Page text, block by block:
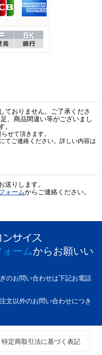
ておりません。ご了承くださ
、商品間違い等がございまし
。
せて頂きます。
てご連絡ください。詳しい内容は
送りします。
ォームからご連絡ください。
ームからお願いい
のお問い合わせは下記お電話
文以外のお問い合わせにつき
特定商取引法に基づく表記